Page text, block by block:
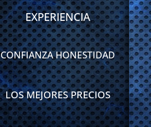
EXPERIENCIA
CONFIANZA HONESTIDAD
LOS MEJORES PRECIOS